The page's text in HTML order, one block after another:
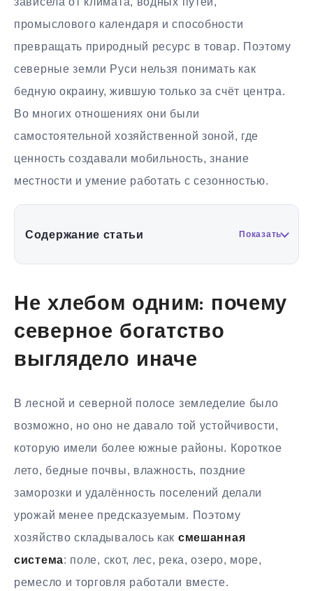
промыслового календаря и способности
превращать природный ресурс в товар. Поэтому
северные земли Руси нельзя понимать как
бедную окраину, жившую только за счёт центра.
Во многих отношениях они были
самостоятельной хозяйственной зоной, где
ценность создавали мобильность, знание
местности и умение работать с сезонностью.
Содержание статьи Показать
Не хлебом одним: почему
северное богатство
выглядело иначе
В лесной и северной полосе земледелие было
возможно, но оно не давало той устойчивости,
которую имели более южные районы. Короткое
лето, бедные почвы, влажность, поздние
заморозки и удалённость поселений делали
урожай менее предсказуемым. Поэтому
хозяйство складывалось как смешанная
система: поле, скот, лес, река, озеро, море,
ремесло и торговля работали вместе.